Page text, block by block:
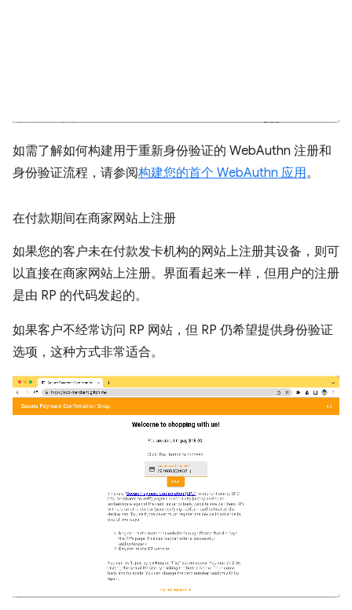
如需了解如何构建用于重新身份验证的 WebAuthn 注册和
身份验证流程，请参阅构建您的首个 WebAuthn 应用。
在付款期间在商家网站上注册
如果您的客户未在付款发卡机构的网站上注册其设备，则可
以直接在商家网站上注册。界面看起来一样，但用户的注册
是由 RP 的代码发起的。
如果客户不经常访问 RP 网站，但 RP 仍希望提供身份验证
选项，这种方式非常适合。